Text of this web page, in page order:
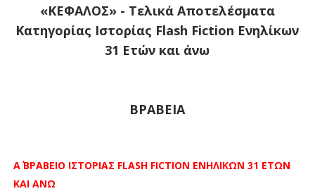
«ΚΕΦΑΛΟΣ» - Τελικά Αποτελέσματα
Κατηγορίας Ιστορίας Flash Fiction Ενηλίκων
31 Ετών και άνω
ΒΡΑΒΕΙΑ
Α΄ ΒΡΑΒΕΙΟ ΙΣΤΟΡΙΑΣ FLASH FICTION ΕΝΗΛΙΚΩΝ 31 ΕΤΩΝ
ΚΑΙ ΑΝΩ